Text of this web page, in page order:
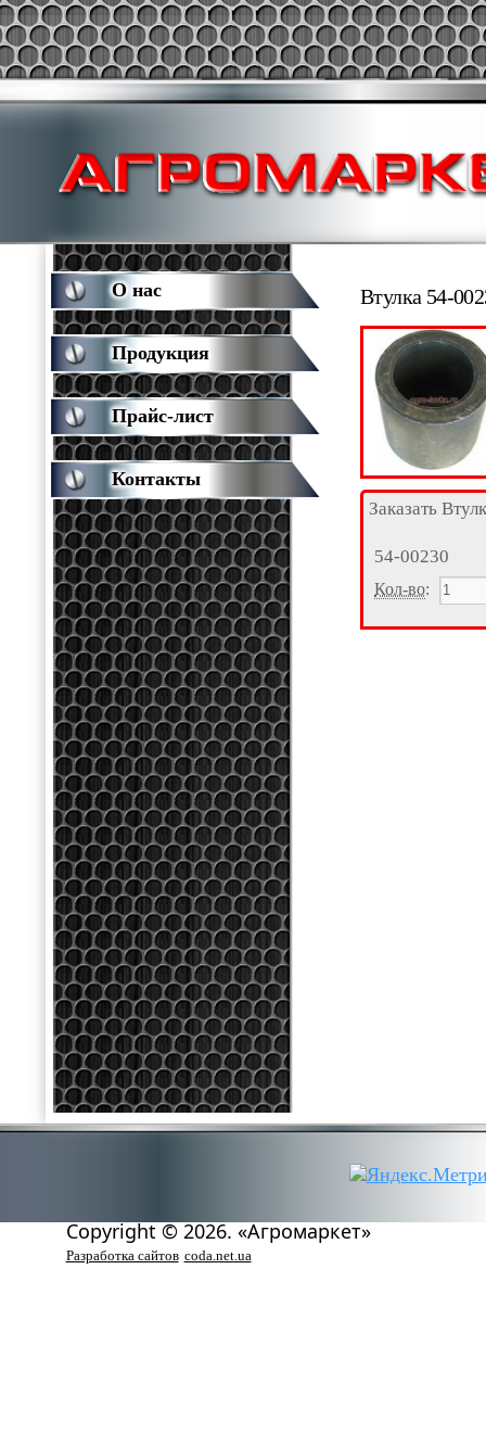
Втулка 54-
Заказать
54-00230
Кол-во:
О нас
Продукция
Прайс-лист
Контакты
Copyright © 2026. «Агромаркет»
Разработка сайтов coda.net.ua